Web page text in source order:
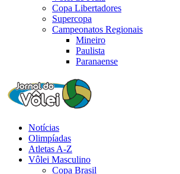
Copa Libertadores
Supercopa
Campeonatos Regionais
Mineiro
Paulista
Paranaense
Notícias
Olimpíadas
Atletas A-Z
Vôlei Masculino
Copa Brasil